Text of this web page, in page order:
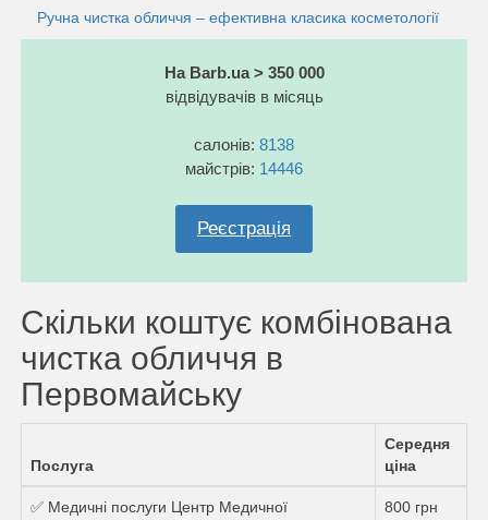
Ручна чистка обличчя – ефективна класика косметології
На Barb.ua > 350 000
відвідувачів в місяць
салонів: 8138
майстрів: 14446
Реєстрація
Скільки коштує комбінована
чистка обличчя в
Первомайську
Послуга
Середня
ціна
✅ Медичні послуги Центр Медичної
800 грн